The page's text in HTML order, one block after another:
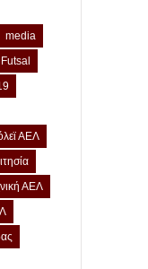
media
ΑΕΛ
ΑΕΛ